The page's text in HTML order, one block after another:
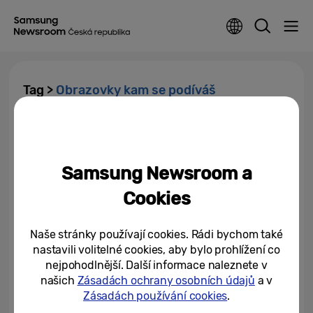
Tag > Obrazovky kam se podíváš
27/03/2025
Samsung Newsroom a
Cookies
Naše stránky používají cookies. Rádi bychom také
nastavili volitelné cookies, aby bylo prohlížení co
nejpohodlnější. Další informace naleznete v
našich Zásadách ochrany osobních údajů a v
Zásadách používání cookies.